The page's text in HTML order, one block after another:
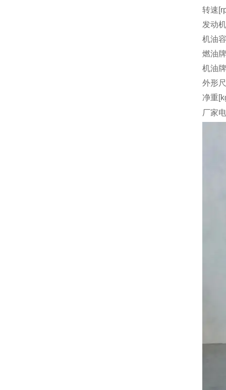
转速
发动
机油
燃油
机油
外形
净重
厂家